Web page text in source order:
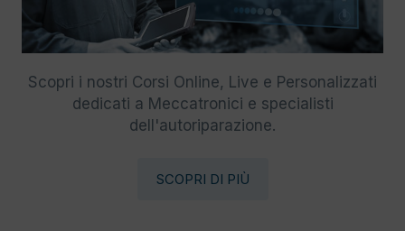
Scopri i nostri Corsi Online, Live e Personalizzati
dedicati a Meccatronici e specialisti
dell'autoriparazione.
SCOPRI DI PIÙ